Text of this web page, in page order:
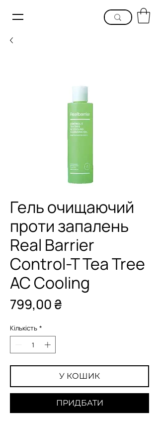
Гель очищаючий
проти запалень
Real Barrier
Control-T Tea Tree
AC Cooling
799,00 ₴
Кількість *
У КОШИК
ПРИДБАТИ